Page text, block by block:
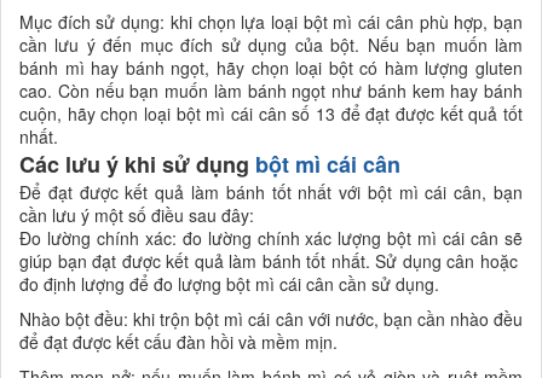
Mục đích sử dụng: khi chọn lựa loại bột mì cái cân phù hợp, bạn
cần lưu ý đến mục đích sử dụng của bột. Nếu bạn muốn làm
bánh mì hay bánh ngọt, hãy chọn loại bột có hàm lượng gluten
cao. Còn nếu bạn muốn làm bánh ngọt như bánh kem hay bánh
cuộn, hãy chọn loại bột mì cái cân số 13 để đạt được kết quả tốt
nhất.
Các lưu ý khi sử dụng bột mì cái cân
Để đạt được kết quả làm bánh tốt nhất với bột mì cái cân, bạn
cần lưu ý một số điều sau đây:
Đo lường chính xác: đo lường chính xác lượng bột mì cái cân sẽ
giúp bạn đạt được kết quả làm bánh tốt nhất. Sử dụng cân hoặc
đo định lượng để đo lượng bột mì cái cân cần sử dụng.
Nhào bột đều: khi trộn bột mì cái cân với nước, bạn cần nhào đều
để đạt được kết cấu đàn hồi và mềm mịn.